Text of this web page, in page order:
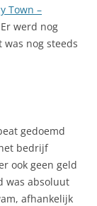
Town –
werd nog
nog steeds
gedoemd
bedrijf
ook geen geld
was absoluut
afhankelijk